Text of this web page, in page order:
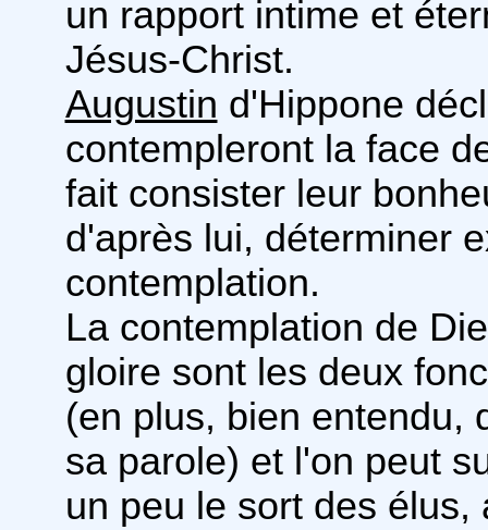
un rapport intime et
Jésus-Christ.
Augustin d'Hippone
contempleront la face
fait consister leur
d'après lui, déterminer
contemplation.
La contemplation de
gloire sont les deux
(en plus, bien entendu,
sa parole) et l'on peut
un peu le sort des élus,